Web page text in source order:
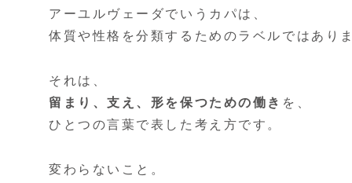
アーユルヴェーダでいうカパは、
体質や性格を分類するためのラベルではあり
それは、
留まり、支え、形を保つための働き を、
ひとつの言葉で表した考え方です。
変わらないこと。